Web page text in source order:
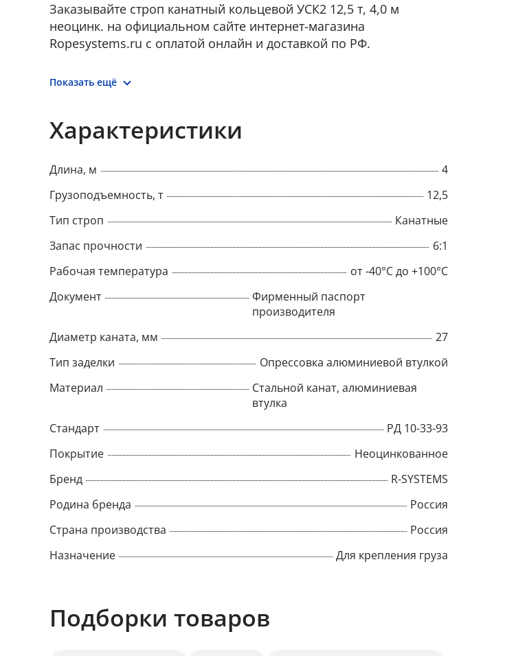
Заказывайте строп канатный кольцевой УСК2 12,5 т, 4,0 м
неоцинк. на официальном сайте интернет-магазина
Ropesystems.ru с оплатой онлайн и доставкой по РФ.
Показать ещё
Характеристики
Длина, м
4
Грузоподъемность, т
12,5
Тип строп
Канатные
Запас прочности
6:1
Рабочая температура
от -40°C до +100°C
Документ
Фирменный паспорт
производителя
Диаметр каната, мм
27
Тип заделки
Опрессовка алюминиевой втулкой
Материал
Стальной канат, алюминиевая
втулка
Стандарт
РД 10-33-93
Покрытие
Неоцинкованное
Бренд
R-SYSTEMS
Родина бренда
Россия
Страна производства
Россия
Назначение
Для крепления груза
Подборки товаров
Popup
Title